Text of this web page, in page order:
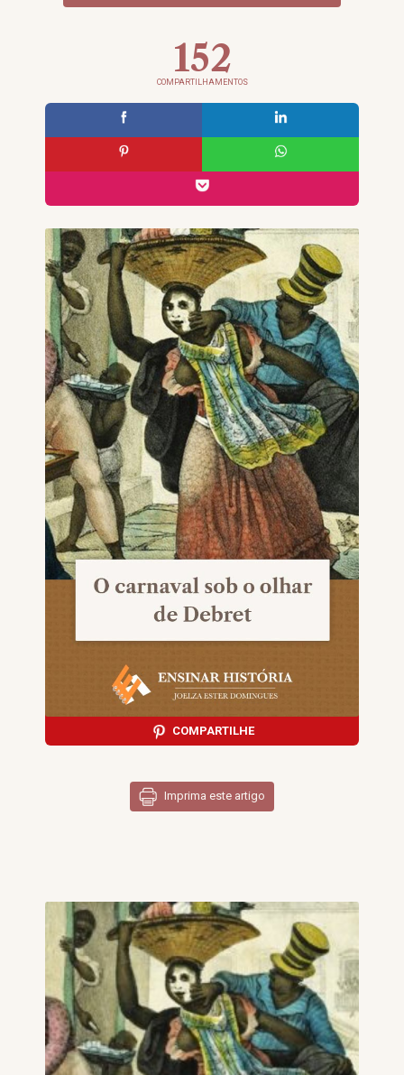
152
COMPARTILHAMENTOS
COMPARTILHE
Imprima este artigo